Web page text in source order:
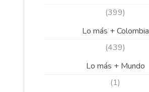
(399)
Lo más + Colombia
(439)
Lo más + Mundo
(1)